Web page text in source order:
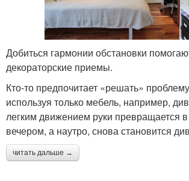
Добиться гармонии обстановки
декораторские приемы.
Кто-то предпочитает «решать»
используя только мебель, например,
легким движением руки превращается в
вечером, а наутро, снова становится
читать дальше →